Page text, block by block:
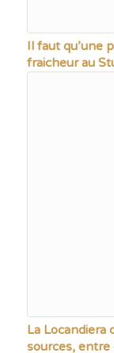
Il faut qu’une
fraicheur au
La Locandiera
sources, entre